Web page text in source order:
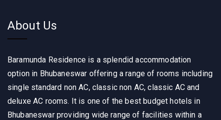
About Us
Baramunda Residence is a splendid accommodation
option in Bhubaneswar offering a range of rooms including
single standard non AC, classic non AC, classic AC and
deluxe AC rooms. It is one of the best budget hotels in
Bhubaneswar providing wide range of facilities within a